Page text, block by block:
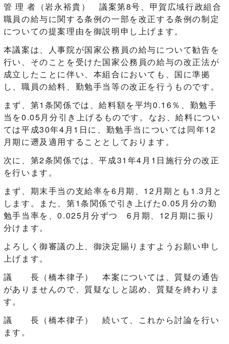
管 理 者（岩永裕貴） 議案第8号、甲賀広域行政組合
職員の給与に関する条例の一部を改正する条例の制定
についての提案理由を御説明申し上げます。
本議案は、人事院が国家公務員の給与について勧告を
行い、そのことを受けた国家公務員の給与の改正法が
成立したことに伴い、本組合においても、国に準拠
し、職員の給料、勤勉手当等の改正を行うものです。
まず、第1条関係では、給料額を平均0.16％、勤勉手
当を0.05月分引き上げるものです。なお、給料につい
ては平成30年4月1日に、勤勉手当については同年12
月期に遡及適用することとしております。
次に、第2条関係では、平成31年4月1日施行分の改正
を行います。
まず、期末手当の支給率を6月期、12月期とも1.3月と
します。また、第1条関係で引き上げた0.05月分の勤
勉手当率を、0.025月分ずつ 6月期、12月期に振り
分けます。
よろしく御審議の上、御決定賜りますようお願い申し
上げます。
議 長（橋本律子） 本案については、質疑の通告
がありませんので、質疑なしと認め、質疑を終わりま
す。
議 長（橋本律子） 続いて、これから討論を行い
ます。